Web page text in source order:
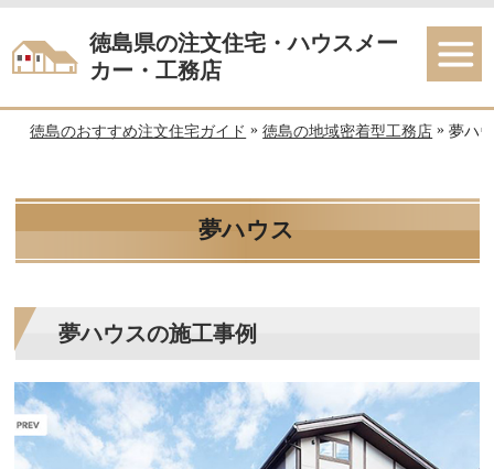
徳島県の注文住宅・ハウスメー
カー・工務店
徳島のおすすめ注文住宅ガイド »徳島の地域密着型工務店 »夢ハ
夢ハウス
夢ハウスの施工事例